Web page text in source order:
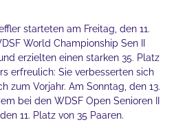
starteten am Freitag, den 11.
World Championship Sen II
erzielten einen starken 35. Platz
erfreulich: Sie verbesserten sich
zum Vorjahr. Am Sonntag, den 13.
bei den WDSF Open Senioren II
11. Platz von 35 Paaren.